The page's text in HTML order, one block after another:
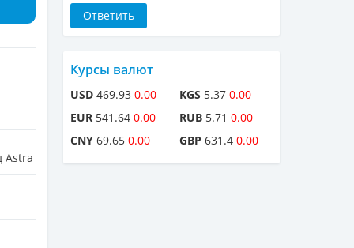
Astra
Курсы валют
USD 469.93 0.00
EUR 541.64 0.00
CNY 69.65 0.00
KGS 5.37 0.00
RUB 5.71 0.00
GBP 631.4 0.00